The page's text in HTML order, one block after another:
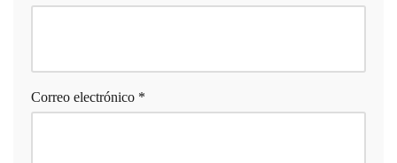
Correo electrónico *